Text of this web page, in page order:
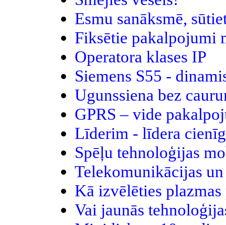
Esmu sanāksmē,
Fiksētie pakalpojumi
Operatora klases IP
Siemens S55 -
Ugunssiena bez
GPRS – vide
Līderim - līdera
Spēļu tehnoloģijas
Telekomunikācijas
Kā izvēlēties
Vai jaunās